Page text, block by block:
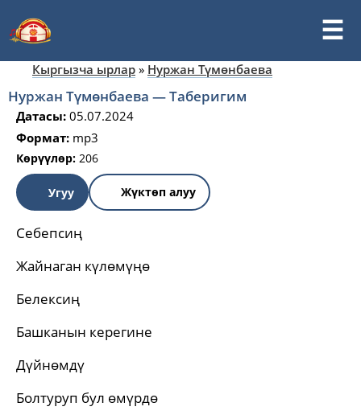
Кыргызча ырлар » Нуржан Түмөнбаева
Нуржан Түмөнбаева — Таберигим
Датасы: 05.07.2024
Формат: mp3
Көрүүлөр: 206
Угуу Жүктөп алуу
Себепсиң
Жайнаган күлөмүңө
Белексиң
Башканын керегине
Дүйнөмдү
Болтуруп бул өмүрдө